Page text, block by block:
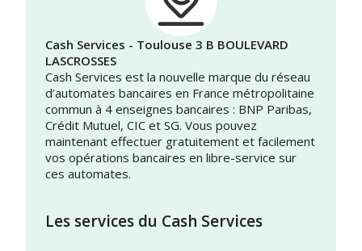
Cash Services - Toulouse 3 B BOULEVARD
LASCROSSES
Cash Services est la nouvelle marque du réseau
d’automates bancaires en France métropolitaine
commun à 4 enseignes bancaires : BNP Paribas,
Crédit Mutuel, CIC et SG. Vous pouvez
maintenant effectuer gratuitement et facilement
vos opérations bancaires en libre-service sur
ces automates.
Les services du Cash Services